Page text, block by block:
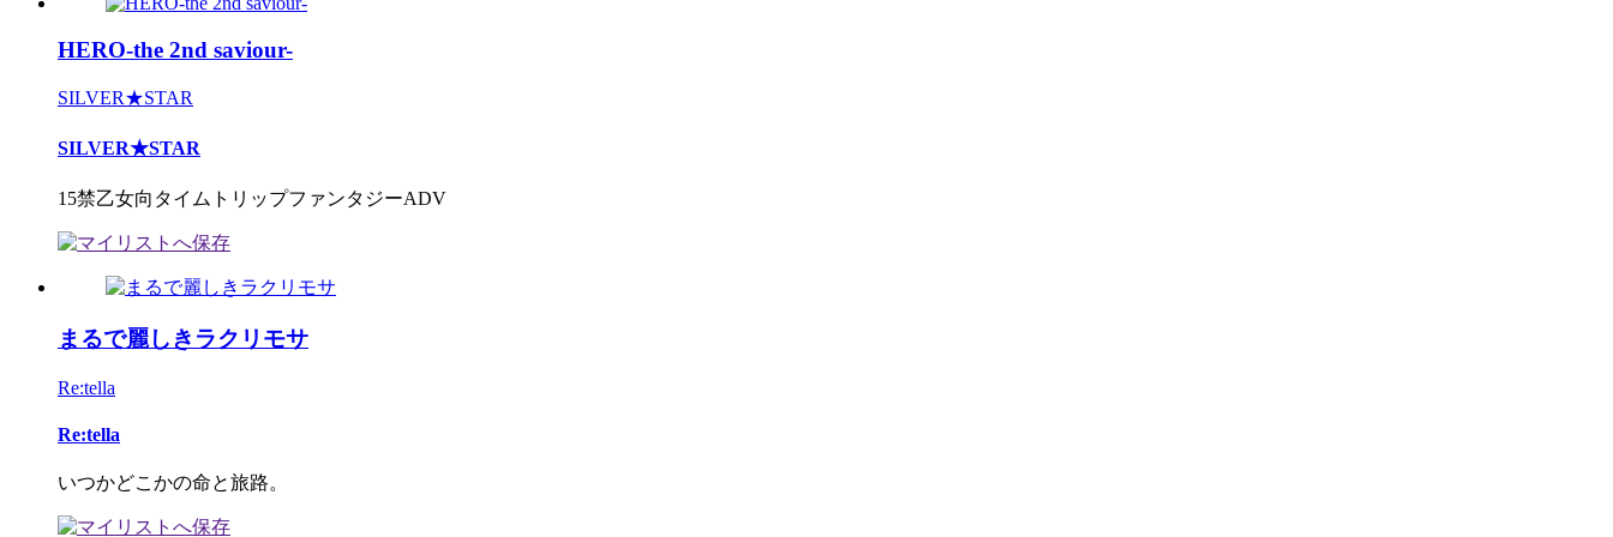
HERO-the 2nd saviour-
SILVER★STAR
SILVER★STAR
15禁乙女向タイムトリップファンタジーADV
まるで麗しきラクリモサ
Re:tella
Re:tella
いつかどこかの命と旅路。